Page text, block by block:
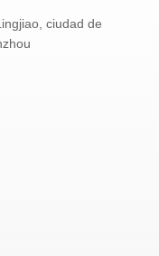
ciudad de